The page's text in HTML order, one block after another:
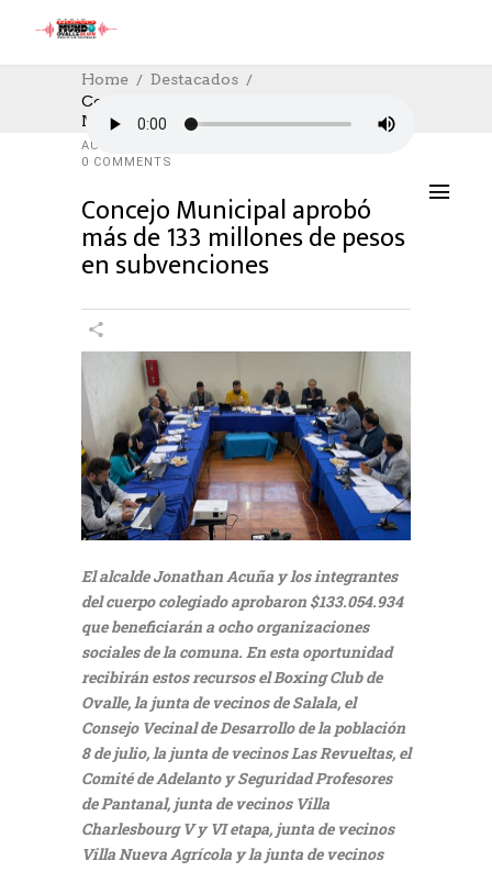
Home
Destacados
Concejo Municipal Aprobó Más De 133
Millones De Pesos En Subvenciones
DESTACADOS SOCIAL
13/03/2024
AUTHOR: HECTOR
0 COMMENTS
Concejo Municipal aprobó
más de 133 millones de pesos
en subvenciones
El alcalde Jonathan Acuña y los integrantes
del cuerpo colegiado aprobaron $133.054.934
que beneficiarán a ocho organizaciones
sociales de la comuna. En esta oportunidad
recibirán estos recursos el Boxing Club de
Ovalle, la junta de vecinos de Salala, el
Consejo Vecinal de Desarrollo de la población
8 de julio, la junta de vecinos Las Revueltas, el
Comité de Adelanto y Seguridad Profesores
de Pantanal, junta de vecinos Villa
Charlesbourg V y VI etapa, junta de vecinos
Villa Nueva Agrícola y la junta de vecinos